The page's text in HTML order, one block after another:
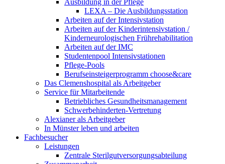
Ausbildung in der Pflege
LEXA – Die Ausbildungsstation
Arbeiten auf der Intensivstation
Arbeiten auf der Kinderintensivstation /
Kinderneurologischen Frührehabilitation
Arbeiten auf der IMC
Studentenpool Intensivstationen
Pflege-Pools
Berufseinsteigerprogramm choose&care
Das Clemenshospital als Arbeitgeber
Service für Mitarbeitende
Betriebliches Gesundheitsmanagement
Schwerbehinderten-Vertretung
Alexianer als Arbeitgeber
In Münster leben und arbeiten
Fachbesucher
Leistungen
Zentrale Sterilgutversorgungsabteilung